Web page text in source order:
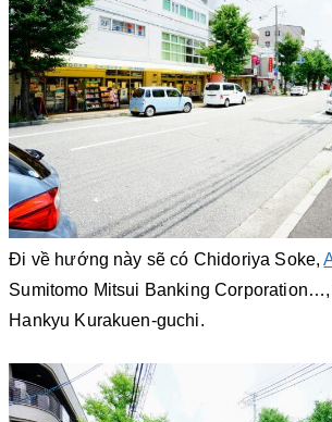
Đi về hướng này sẽ có Chidoriya Soke,
Sumitomo Mitsui Banking Corporation…,
Hankyu Kurakuen-guchi.